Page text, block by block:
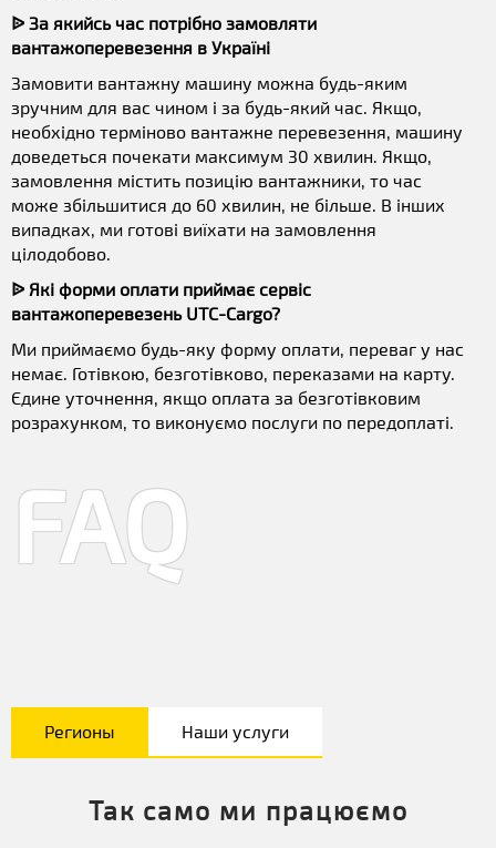
ᐉ За якийсь час потрібно замовляти
вантажоперевезення в Україні
Замовити вантажну машину можна будь-яким
зручним для вас чином і за будь-який час. Якщо,
необхідно терміново вантажне перевезення, машину
доведеться почекати максимум 30 хвилин. Якщо,
замовлення містить позицію вантажники, то час
може збільшитися до 60 хвилин, не більше. В інших
випадках, ми готові виїхати на замовлення
цілодобово.
ᐉ Які форми оплати приймає сервіс
вантажоперевезень UTC-Cargo?
Ми приймаємо будь-яку форму оплати, переваг у нас
немає. Готівкою, безготівково, переказами на карту.
Єдине уточнення, якщо оплата за безготівковим
розрахунком, то виконуємо послуги по передоплаті.
FAQ
Регионы Наши услуги
Так само ми працюємо